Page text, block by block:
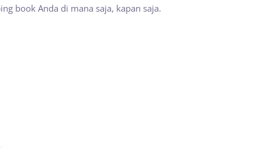
book Anda di mana saja, kapan saja.